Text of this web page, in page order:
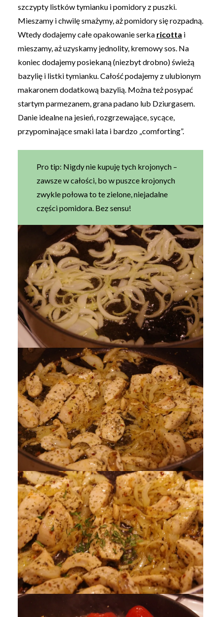
szczypty listków tymianku i pomidory z puszki.
Mieszamy i chwilę smażymy, aż pomidory się rozpadną.
Wtedy dodajemy całe opakowanie serka ricotta i
mieszamy, aż uzyskamy jednolity, kremowy sos. Na
koniec dodajemy posiekaną (niezbyt drobno) świeżą
bazylię i listki tymianku. Całość podajemy z ulubionym
makaronem dodatkową bazylią. Można też posypać
startym parmezanem, grana padano lub Dziurgasem.
Danie idealne na jesień, rozgrzewające, sycące,
przypominające smaki lata i bardzo „comforting”.
Pro tip: Nigdy nie kupuję tych krojonych –
zawsze w całości, bo w puszce krojonych
zwykle połowa to te zielone, niejadalne
części pomidora. Bez sensu!